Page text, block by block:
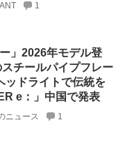
1
」2026年モデル登
チールパイプフレー
ッドライトで伝統を
e：」中国で発表
ニュース 1